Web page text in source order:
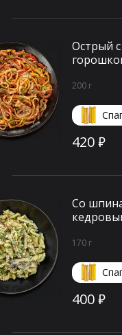
Острый
200 г
420 ₽
Со
170 г
400 ₽